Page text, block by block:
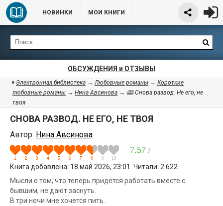
НОВИНКИ МОИ КНИГИ
ОБСУЖДЕНИЯ и ОТЗЫВЫ
Электронная библиотека →Любовные романы → Короткие
любовные романы → Нина Авсинова → 🕮 Снова развод. Не его, не
твоя
СНОВА РАЗВОД. НЕ ЕГО, НЕ ТВОЯ
Автор: Нина Авсинова
7.57 7
Книга добавлена: 18 май 2026, 23:01. Читали: 2 622
Мысли о том, что теперь придётся работать вместе с
бывшим, не дают заснуть.
В три ночи мне хочется пить.